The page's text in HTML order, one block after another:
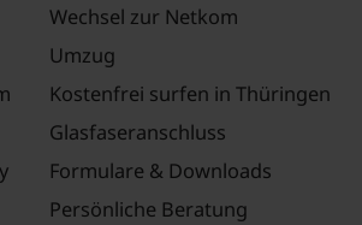
Wechsel zur Netkom
Umzug
Kostenfrei surfen in Thüringen
Glasfaseranschluss
Formulare & Downloads
Persönliche Beratung